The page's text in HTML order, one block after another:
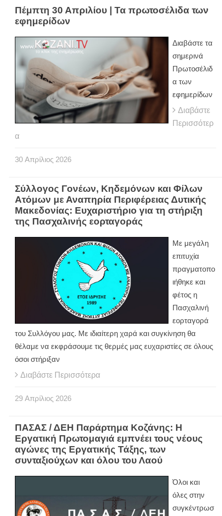
Πέμπτη 30 Απριλίου | Τα πρωτοσέλιδα των
εφημερίδων
Διαβάστε τα
σημερινά
Πρωτοσέλιδ
α των
εφημερίδων
Διαβάστε
Περισσότερ
α
30 Απρίλιος 2026
Σύλλογος Γονέων, Κηδεμόνων και Φίλων
Ατόμων με Αναπηρία Περιφέρειας Δυτικής
Μακεδονίας: Ευχαριστήριο για τη στήριξη
της Πασχαλινής εορταγοράς
Με μεγάλη
επιτυχία
πραγματοπο
ιήθηκε και
φέτος η
Πασχαλινή
εορταγορά
του Συλλόγου μας. Με ιδιαίτερη χαρά και συγκίνηση θα
θέλαμε να εκφράσουμε τις θερμές μας ευχαριστίες σε όλους
όσοι στήριξαν
Διαβάστε Περισσότερα
29 Απρίλιος 2026
ΠΑΣΑΣ / ΔΕΗ Παράρτημα Κοζάνης: Η
Εργατική Πρωτομαγιά εμπνέει τους νέους
αγώνες της Εργατικής Τάξης, των
συνταξιούχων και όλου του Λαού
Όλοι και
όλες στην
συγκέντρωσ